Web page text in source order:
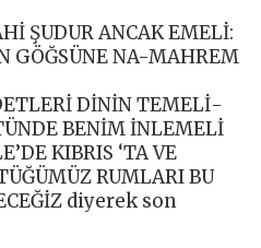
ŞUDUR ANCAK EMELİ:
GÖĞSÜNE NA-MAHREM
DİNİN TEMELİ-
BENİM İNLEMELİ
KIBRIS ‘TA VE
RUMLARI BU
diyerek son